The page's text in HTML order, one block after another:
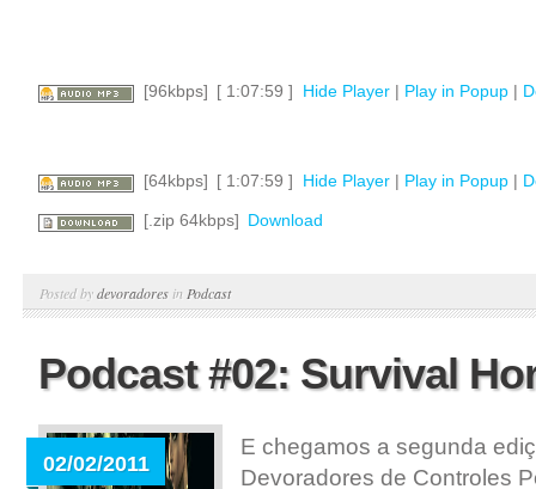
[96kbps] [ 1:07:59 ] Hide Player| Play in Popup|
[64kbps] [ 1:07:59 ] Hide Player| Play in Popup|
[.zip 64kbps] Download
Posted bydevoradores in Podcast
Podcast #02: Survival
02/02/2011
E chegamos a segunda
Devoradores de Controles